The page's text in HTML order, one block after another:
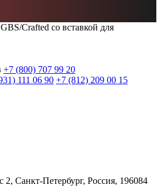
Crafted со вставкой для
+7 (800) 707 99 20
111 06 90 +7 (812) 209 00 15
2, Санкт-Петербург, Россия, 196084